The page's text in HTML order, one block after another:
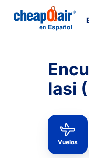
Iasi
Vuelos